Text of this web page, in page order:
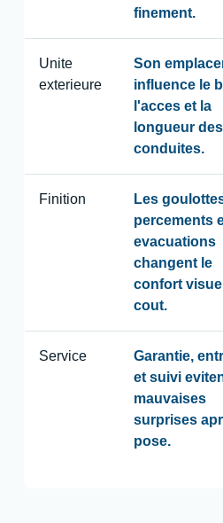
finement.
Unite
exterieure
Son
influence le
l'acces et la
longueur des
conduites.
Finition
Les
percements
evacuations
changent le
confort
cout.
Service
Garantie,
et suivi
mauvaises
surprises
pose.